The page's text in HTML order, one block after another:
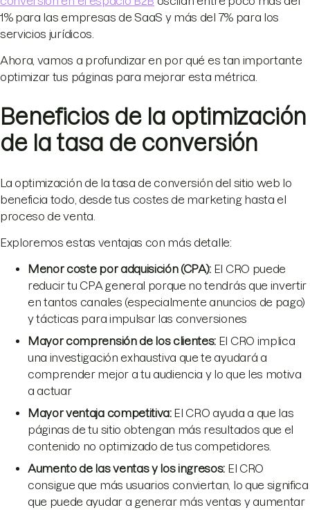
1% para las empresas de SaaS y más del 7% para los
servicios jurídicos.
Ahora, vamos a profundizar en por qué es tan importante
optimizar tus páginas para mejorar esta métrica.
Beneficios de la optimización
de la tasa de conversión
La optimización de la tasa de conversión del sitio web lo
beneficia todo, desde tus costes de marketing hasta el
proceso de venta.
Exploremos estas ventajas con más detalle:
Menor coste por adquisición (CPA): El CRO puede
reducir tu CPA general porque no tendrás que invertir
en tantos canales (especialmente anuncios de pago)
y tácticas para impulsar las conversiones
Mayor comprensión de los clientes: El CRO implica
una investigación exhaustiva que te ayudará a
comprender mejor a tu audiencia y lo que les motiva
a actuar
Mayor ventaja competitiva:El CRO ayuda a que las
páginas de tu sitio obtengan más resultados que el
contenido no optimizado de tus competidores.
Aumento de las ventas y los ingresos: El CRO
consigue que más usuarios conviertan, lo que significa
que puede ayudar a generar más ventas y aumentar